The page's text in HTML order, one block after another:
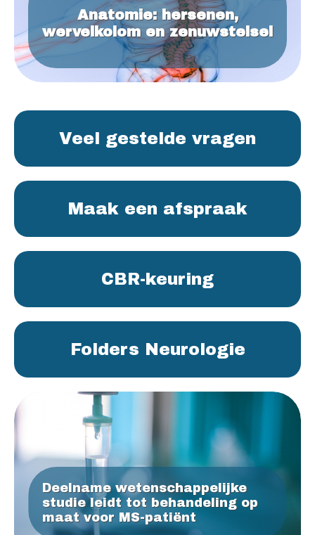
Anatomie: hersenen,
wervelkolom en zenuwstelsel
Veel gestelde vragen
Maak een afspraak
CBR-keuring
Folders Neurologie
Deelname wetenschappelijke
studie leidt tot behandeling op
maat voor MS-patiënt